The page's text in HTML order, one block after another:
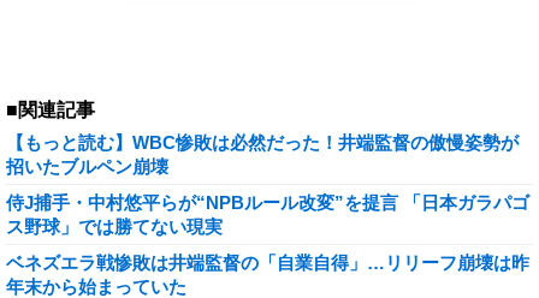
■関連記事
【もっと読む】WBC惨敗は必然だった！井端監督の傲慢姿勢が
招いたブルペン崩壊
侍J捕手・中村悠平らが“NPBルール改変”を提言 「日本ガラパゴ
ス野球」では勝てない現実
ベネズエラ戦惨敗は井端監督の「自業自得」…リリーフ崩壊は昨
年末から始まっていた